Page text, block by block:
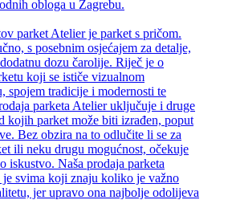
obloga u Zagrebu.
parket Atelier je parket s pričom.
s posebnim osjećajem za detalje,
dozu čarolije. Riječ je o
koji se ističe vizualnom
spojem tradicije i modernosti te
parketa Atelier uključuje i druge
kojih parket može biti izrađen, poput
Bez obzira na to odlučite li se za
ili neku drugu mogućnost, očekuje
iskustvo. Naša prodaja parketa
je svima koji znaju koliko je važno
jer upravo ona najbolje odolijeva